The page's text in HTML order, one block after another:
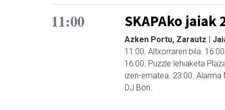
11:00 SKAPAko jaiak
Azken Portu, Zarautz |
11:00. Altxorraren bila.
16:00. Puzzle lehiaketa
izen-ematea. 23:00.
DJ Bon.